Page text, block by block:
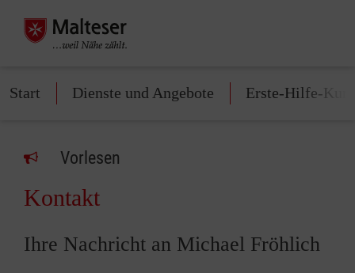
Start Dienste und Angebote Erste-Hilfe-
Vorlesen
Kontakt
Ihre Nachricht an Michael Fröhlich